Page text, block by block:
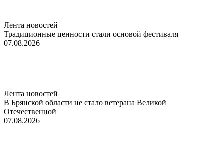
Лента новостей
Традиционные ценности стали основой фестиваля
07.08.2026
Лента новостей
В Брянской области не стало ветерана Великой
Отечественной
07.08.2026